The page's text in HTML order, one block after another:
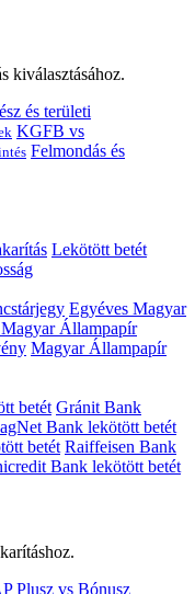
kiválasztásához.
és területi
KGFB vs
Felmondás és
Lekötött betét
Egyéves Magyar
Állampapír
Magyar Állampapír
betét Gránit Bank
Bank lekötött betét
betét Raiffeisen Bank
Bank lekötött betét
Plusz vs Bónusz